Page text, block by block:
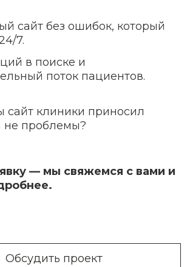
сайт без ошибок, который
7.
в поиске и
поток пациентов.
сайт клиники приносил
не проблемы?
— мы свяжемся с вами и
Обсудить проект